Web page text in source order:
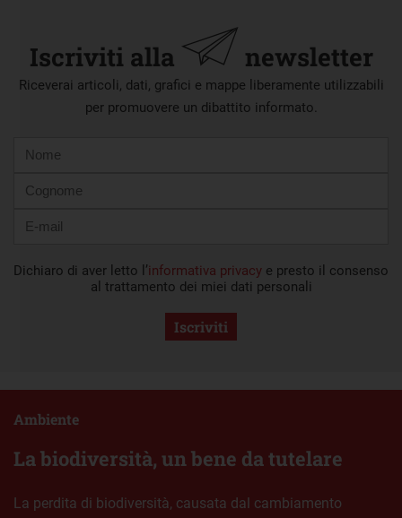
Iscriviti alla newsletter
Riceverai articoli, dati, grafici e mappe liberamente utilizzabili
per promuovere un dibattito informato.
mail
Dichiaro di aver letto l’informativa privacy e presto il consenso
al trattamento dei miei dati personali
Iscriviti
La biodiversità, un bene da tutelare
Ambiente
La perdita di biodiversità, causata dal cambiamento